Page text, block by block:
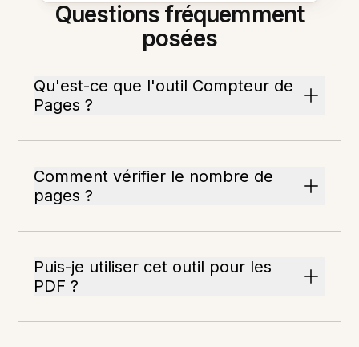
Questions fréquemment
posées
Qu'est-ce que l'outil Compteur de
Pages ?
Comment vérifier le nombre de
pages ?
Puis-je utiliser cet outil pour les
PDF ?